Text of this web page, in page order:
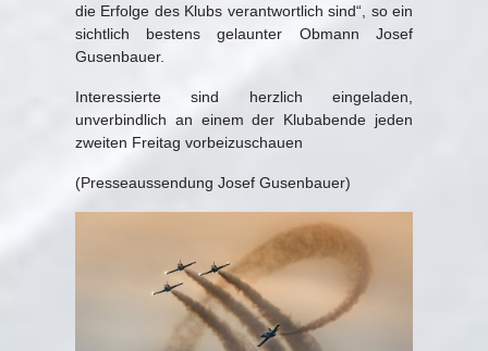
die Erfolge des Klubs verantwortlich sind“, so ein
sichtlich bestens gelaunter Obmann Josef
Gusenbauer.
Interessierte sind herzlich eingeladen,
unverbindlich an einem der Klubabende jeden
zweiten Freitag vorbeizuschauen
(Presseaussendung Josef Gusenbauer)